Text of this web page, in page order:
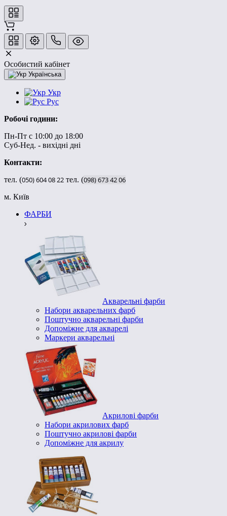
Особистий кабінет
Українська
Укр
Рус
Робочі години:
Пн-Пт с 10:00 до 18:00
Суб-Нед. - вихідні дні
Контакти:
тел. (050)6040822 тел. (098)6734206
м. Київ
ФАРБИ
Акварельні фарби
Набори акварельних фарб
Поштучно акварельні фарби
Допоміжне для акварелі
Маркери акварельні
Акрилові фарби
Набори акрилових фарб
Поштучно акрилові фарби
Допоміжне для акрилу